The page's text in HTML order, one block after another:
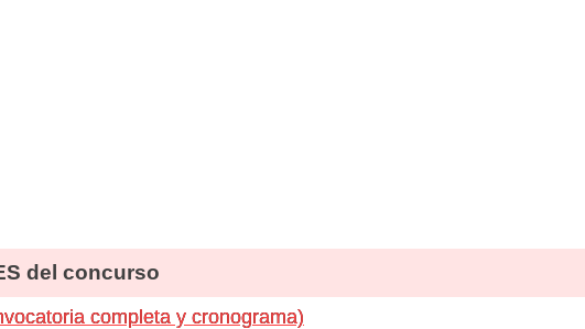
del concurso
completa y cronograma)